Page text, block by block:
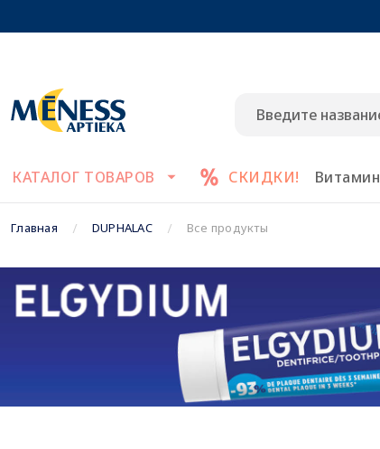
КАТАЛОГ ТОВАРОВ СКИДКИ!
Главная DUPHALAC Все продукты